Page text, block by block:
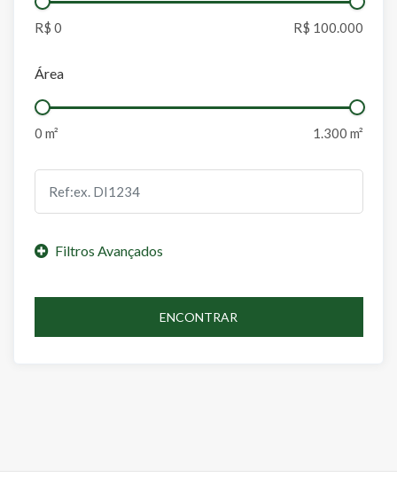
Área
ENCONTRAR